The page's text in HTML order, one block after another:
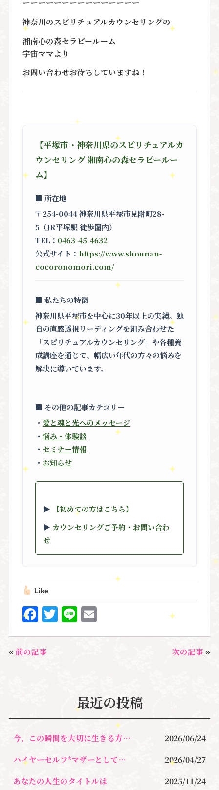
ーーーーーーーーーーーーーーー
神奈川のスピリチュアルカウンセリングの
湘南心の森セラピールーム
宇宙ママより
お問い合わせお待ちしていますね！
【平塚市・神奈川県のスピリチュアルカ
ウンセリング 湘南心の森セラピールー
ム】
■ 所在地
〒254-0044 神奈川県平塚市見附町28-
5（JR平塚駅 徒歩圏内）
TEL： 0463-45-4632
公式サイト： https://www.shounan-
cocoronomori.com/
■ 私たちの特徴
神奈川県平塚市を中心に30年以上の実績。独
自の直感透視リーディングを組み合わせた
「スピリチュアルカウンセリング」 や各種養
成講座を通じて、幅広い年代の方々の悩みを
解決に導いています。
■ その他の記事カテゴリー
・ 愛と魂と光へのメッセージ
・ 悩み・体験談
・ セミナー情報
・ お知らせ
▶︎
【初めての方はこちら】
▶︎ カウンセリングご予約・お問い合わ
せ
Like
F
a
c
e
k
T
w
Li
n
E
« 前の記事 次の記事 »
最近の投稿
今、この瞬間を大切に生きる方法とは！
2026/06/24
ハイヤーセルフ*マザーとして生きるとは？
2026/04/27
あなたの人生のタイトルは
2025/11/24